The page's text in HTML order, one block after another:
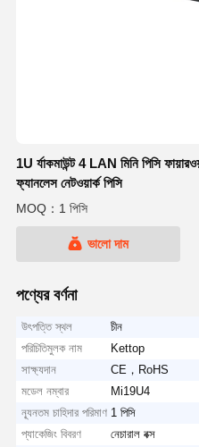
1U র্যাকমাউন্ট 4 LAN মিনি পিসি
ফ্যানলেস নেটওয়ার্ক পিসি
MOQ：1 পিসি
ভালো দাম
পণ্যের বর্ণনা
উৎপত্তি স্থল
চীন
পরিচিতিমুলক নাম
Kettop
সাক্ষ্যদান
CE，RoHS
মডেল নম্বার
Mi19U4
ন্যূনতম চাহিদার পরিমাণ 1 পিসি
প্যাকেজিং বিবরণ
নেচারাল বক্স